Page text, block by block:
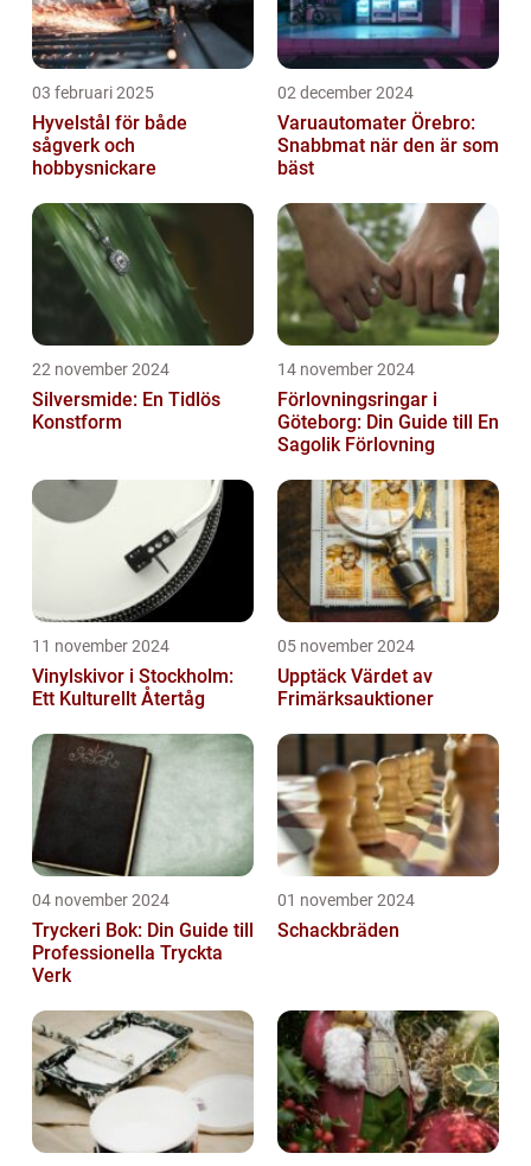
03 februari 2025
Hyvelstål för både
sågverk och
hobbysnickare
02 december 2024
Varuautomater Örebro:
Snabbmat när den är som
bäst
22 november 2024
Silversmide: En Tidlös
Konstform
14 november 2024
Förlovningsringar i
Göteborg: Din Guide till En
Sagolik Förlovning
11 november 2024
Vinylskivor i Stockholm:
Ett Kulturellt Återtåg
05 november 2024
Upptäck Värdet av
Frimärksauktioner
04 november 2024
Tryckeri Bok: Din Guide till
Professionella Tryckta
Verk
01 november 2024
Schackbräden